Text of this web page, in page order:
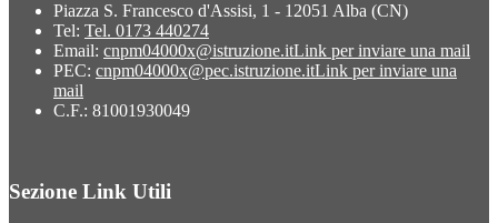
Piazza S. Francesco d'Assisi, 1 - 12051 Alba (CN)
Tel: Tel. 0173 440274
Email: cnpm04000x@istruzione.itLink per inviare una mail
PEC: cnpm04000x@pec.istruzione.itLink per inviare una
mail
C.F.: 81001930049
Sezione Link Utili